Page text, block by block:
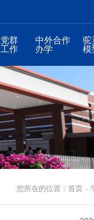
党群
工作
中外合作
办学
驼
模
您所在的位置： 首页 -